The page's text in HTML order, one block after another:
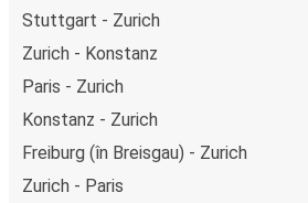
Stuttgart - Zurich
Zurich - Konstanz
Paris - Zurich
Konstanz - Zurich
Freiburg (în Breisgau) - Zurich
Zurich - Paris